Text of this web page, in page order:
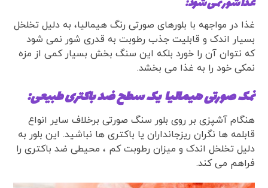
غذا در مواجهه با بلورهای صورتی رنگ هیمالیا، به دلیل تخلخل
بسیار اندک و قابلیت جذب رطوبت به قدری شور نمی شود
که نتوان آن را خورد بلکه این سنگ بخش بسیار کمی از مزه
نمکی خود را به غذا می بخشد.
نمک صورتی هیمالیا یک سطح ضد باکتری طبیعی:
هنگام آشپزی بر روی بلور سنگ صورتی برخلاف سایر انواع
قابلمه ها نگران ریزجانداران یا باکتری ها نباشید. این بلور به
دلیل تخلخل اندک و میزان رطوبت کم ، محیطی ضد باکتری را
فراهم می کند.